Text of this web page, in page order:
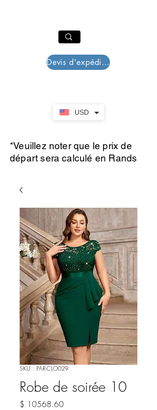
USD
Devis d'expédition
*Veuillez noter que le prix de
départ sera calculé en Rands
SKU : PAR-CLO029
Robe de soirée 10
$ 10568.60Prix